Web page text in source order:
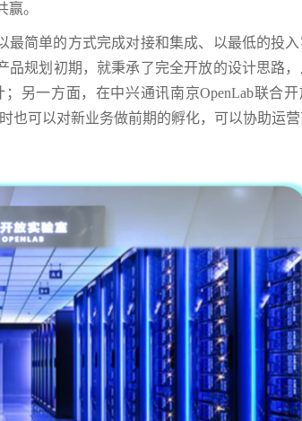
。
简单的方式完成对接和集成、以最低的投
规划初期，就秉承了完全开放的设计思路
另一方面，在中兴通讯南京OpenLab联合
也可以对新业务做前期的孵化，可以协助运